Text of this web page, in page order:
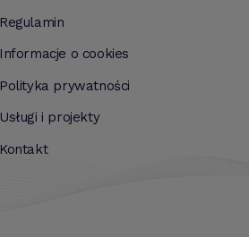
Regulamin
Informacje o cookies
Polityka prywatności
Usługi i projekty
Kontakt